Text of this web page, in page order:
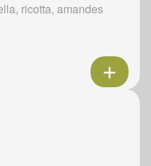
ricotta, amandes